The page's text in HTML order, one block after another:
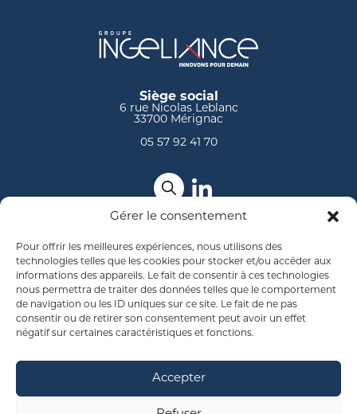
Gérer le consentement
Pour offrir les meilleures expériences, nous utilisons des
technologies telles que les cookies pour stocker et/ou accéder aux
informations des appareils. Le fait de consentir à ces technologies
nous permettra de traiter des données telles que le comportement
de navigation ou les ID uniques sur ce site. Le fait de ne pas
consentir ou de retirer son consentement peut avoir un effet
négatif sur certaines caractéristiques et fonctions.
Accepter
Siège social
6 rue Nicolas Leblanc
33700 Mérignac
05 57 92 41 70
Groupe Ingeliance
Carrières
Solutions
Secteurs
Domaines